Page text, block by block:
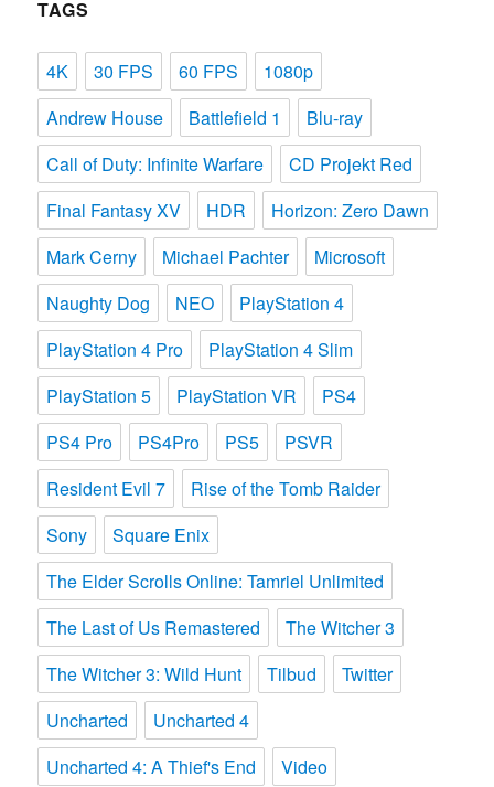
TAGS
4K 30 FPS 60 FPS
1080p
Andrew House
Battlefield 1
Blu-ray
Call of Duty: Infinite Warfare
CD Projekt Red
Final Fantasy XV
HDR
Horizon: Zero Dawn
Mark Cerny
Michael Pachter
Microsoft
Naughty Dog
NEO
PlayStation 4
PlayStation 4 Pro
PlayStation 4 Slim
PlayStation 5
PlayStation VR
PS4
PS4 Pro
PS4Pro PS5
PSVR
Resident Evil 7
Rise of the Tomb Raider
Sony
Square Enix
The Elder Scrolls Online: Tamriel Unlimited
The Last of Us Remastered
The Witcher 3
The Witcher 3: Wild Hunt
Tilbud
Twitter
Uncharted
Uncharted 4
Uncharted 4: A Thief's End
Video